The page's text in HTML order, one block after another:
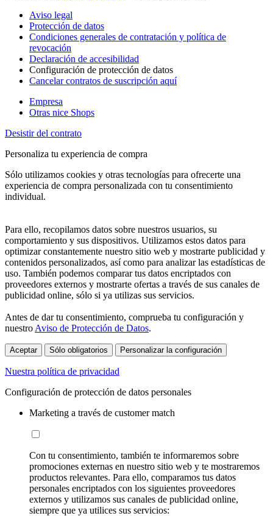
Aviso legal
Protección de datos
Condiciones generales de contratación y política de
revocación
Declaración de accesibilidad
Configuración de protección de datos
Cancelar contratos de suscripción aquí
Empresa
Otras nice Shops
Desistir del contrato
Personaliza tu experiencia de compra
Sólo utilizamos cookies y otras tecnologías para ofrecerte una
experiencia de compra personalizada con tu consentimiento
individual.
Para ello, recopilamos datos sobre nuestros usuarios, su
comportamiento y sus dispositivos. Utilizamos estos datos para
optimizar constantemente nuestro sitio web y mostrarte publicidad y
contenidos personalizados, así como para analizar las estadísticas de
uso. También podemos comparar tus datos encriptados con
proveedores externos y mostrarte ofertas a través de sus canales de
publicidad online, sólo si ya utilizas sus servicios.
Antes de dar tu consentimiento, comprueba tu configuración y
nuestro Aviso de Protección de Datos.
Aceptar Sólo obligatorios Personalizar la configuración
Nuestra política de privacidad
Configuración de protección de datos personales
Marketing a través de customer match
Con tu consentimiento, también te informaremos sobre
promociones externas en nuestro sitio web y te mostraremos
productos relevantes. Para ello, comparamos tus datos
personales encriptados con los siguientes proveedores
externos y utilizamos sus canales de publicidad online,
siempre que ya utilices sus servicios: